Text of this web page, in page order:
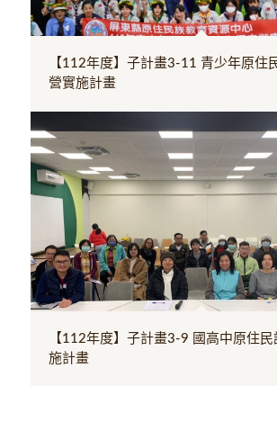
【112年度】子計畫3-11 青少年原住
營實施計畫
【112年度】子計畫3-9 國高中原住
施計畫